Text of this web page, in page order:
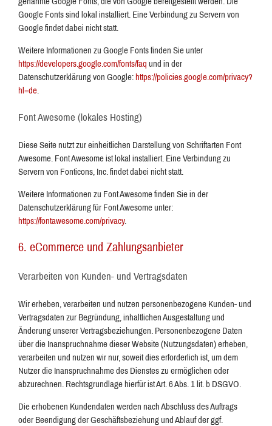
Google Fonts sind lokal installiert. Eine Verbindung zu Servern von
Google findet dabei nicht statt.
Weitere Informationen zu Google Fonts finden Sie unter
https://developers.google.com/fonts/faq und in der
Datenschutzerklärung von Google: https://policies.google.com/privacy?
hl=de
Font Awesome (lokales Hosting)
Diese Seite nutzt zur einheitlichen Darstellung von Schriftarten Font
Awesome. Font Awesome ist lokal installiert. Eine Verbindung zu
Servern von Fonticons, Inc. findet dabei nicht statt.
Weitere Informationen zu Font Awesome finden Sie in der
Datenschutzerklärung für Font Awesome unter:
https://fontawesome.com/privacy.
6. eCommerce und Zahlungs­anbieter
Verarbeiten von Kunden- und Vertragsdaten
Wir erheben, verarbeiten und nutzen personenbezogene Kunden- und
Vertragsdaten zur Begründung, inhaltlichen Ausgestaltung und
Änderung unserer Vertragsbeziehungen. Personenbezogene Daten
über die Inanspruchnahme dieser Website (Nutzungsdaten) erheben,
verarbeiten und nutzen wir nur, soweit dies erforderlich ist, um dem
Nutzer die Inanspruchnahme des Dienstes zu ermöglichen oder
abzurechnen. Rechtsgrundlage hierfür ist Art. 6 Abs. 1 lit. b DSGVO.
Die erhobenen Kundendaten werden nach Abschluss des Auftrags
oder Beendigung der Geschäftsbeziehung und Ablauf der ggf.